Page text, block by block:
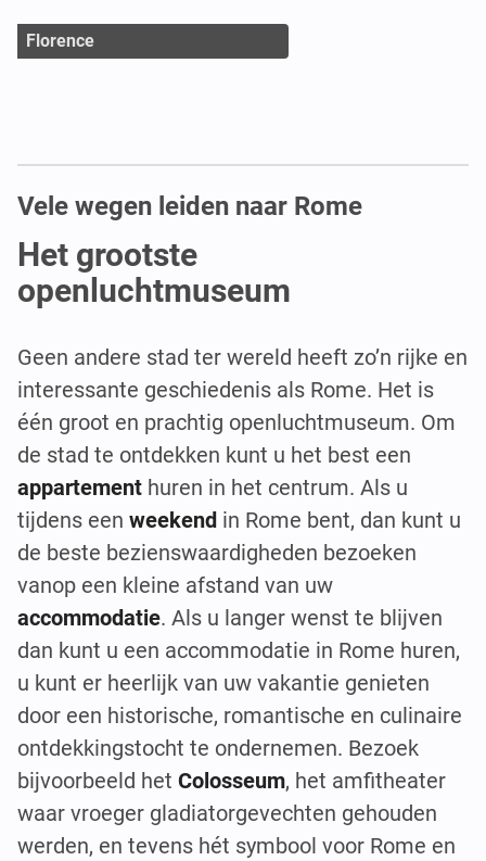
Florence
Vele wegen leiden naar Rome
Het grootste
openluchtmuseum
Geen andere stad ter wereld heeft zo’n rijke en
interessante geschiedenis als Rome. Het is
één groot en prachtig openluchtmuseum. Om
de stad te ontdekken kunt u het best een
appartement huren in het centrum. Als u
tijdens een weekend in Rome bent, dan kunt u
de beste bezienswaardigheden bezoeken
vanop een kleine afstand van uw
accommodatie. Als u langer wenst te blijven
dan kunt u een accommodatie in Rome huren,
u kunt er heerlijk van uw vakantie genieten
door een historische, romantische en culinaire
ontdekkingstocht te ondernemen. Bezoek
bijvoorbeeld het Colosseum, het amfitheater
waar vroeger gladiatorgevechten gehouden
werden, en tevens hét symbool voor Rome en